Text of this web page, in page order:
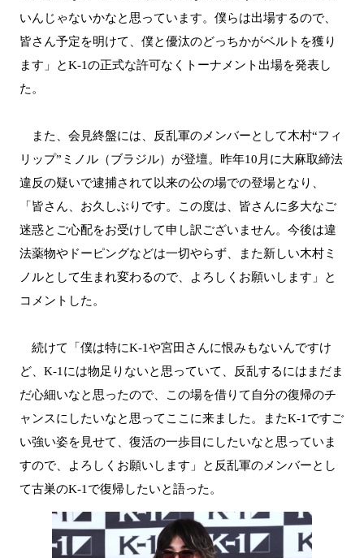
いんじゃないかなと思っています。僕らは出場するので、
皆さん予定を明けて、僕と優汰のどっちかがベルトを獲り
ます」とK-1の正式な許可なくトーナメント出場を発表し
た。
また、会見終盤には、反乱軍のメンバーとして木村“フィ
リップ”ミノル（ブラジル）が登壇。昨年10月に大麻取締法
違反の疑いで逮捕されて以来の公の場での登場となり、
「皆さん、お久しぶりです。この度は、皆さんに多大なご
迷惑とご心配をお受けして申し訳ございません。今後は違
法薬物やドーピングなどは一切やらず、また新しい木村ミ
ノルとして生まれ変わるので、よろしくお願いします」と
コメントした。
続けて「僕は特にK-1や宮田さんに恨みもないんですけ
ど、K-1には物足りないと思っていて、反乱するにはまだま
だ心細いなと思ったので、この場を借りて自分の復帰のチ
ャンスにしたいなと思ってここに来ました。またK-1ですご
い強い姿を見せて、復活の一歩目にしたいなと思っていま
すので、よろしくお願いします」と反乱軍のメンバーとし
て古巣のK-1で復帰したいと語った。